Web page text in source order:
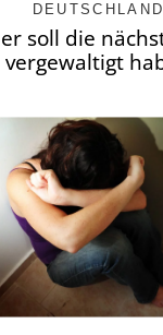
DEUTSCHLAND
soll die
vergewaltigt